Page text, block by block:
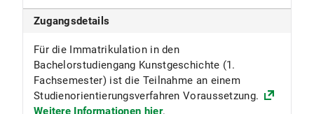
Kunstwissenschaften
Kunst und Kunstwissenschaft
ECTS
Zugangsdetails
Für die Immatrikulation in den
Bachelorstudiengang Kunstgeschichte (1.
Fachsemester) ist die Teilnahme an einem
Studienorientierungsverfahren Voraussetzung.
Weitere Informationen hier.